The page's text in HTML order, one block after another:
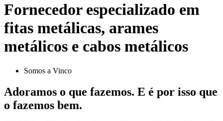
Fornecedor especializado em
fitas metálicas, arames
metálicos e cabos metálicos
Somos a Vinco
Adoramos o que fazemos. E é por isso que
o fazemos bem.